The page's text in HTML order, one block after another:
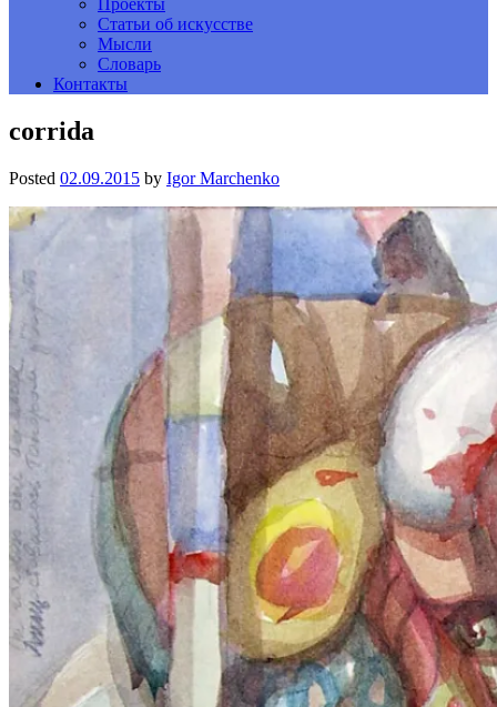
Статьи об искусстве
Мысли
Словарь
Контакты
corrida
Posted 02.09.2015 by Igor Marchenko